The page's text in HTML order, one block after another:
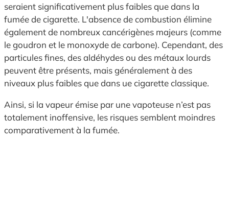
seraient significativement plus faibles que dans la
fumée de cigarette. L'absence de combustion élimine
également de nombreux cancérigènes majeurs (comme
le goudron et le monoxyde de carbone). Cependant, des
particules fines, des aldéhydes ou des métaux lourds
peuvent être présents, mais généralement à des
niveaux plus faibles que dans ue cigarette classique.
Ainsi, si la vapeur émise par une vapoteuse n’est pas
totalement inoffensive, les risques semblent moindres
comparativement à la fumée.